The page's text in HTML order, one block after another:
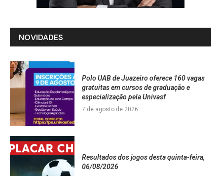
NOVIDADES
Polo UAB de Juazeiro oferece 160 vagas
gratuitas em cursos de graduação e
especialização pela Univasf
7 de agosto de 2026
Resultados dos jogos desta quinta-feira,
06/08/2026